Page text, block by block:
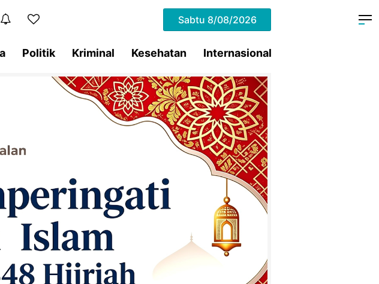
Sabtu 8/08/2026
Politik Kriminal Kesehatan Internasional